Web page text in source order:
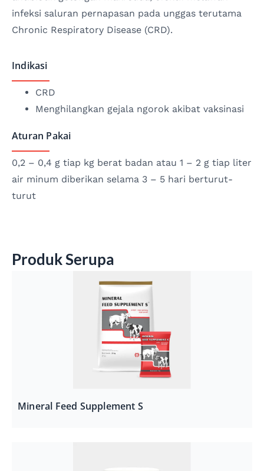
infeksi saluran pernapasan pada unggas terutama
Chronic Respiratory Disease (CRD).
Indikasi
CRD
Menghilangkan gejala ngorok akibat vaksinasi
Aturan Pakai
0,2 – 0,4 g tiap kg berat badan atau 1 – 2 g tiap liter
air minum diberikan selama 3 – 5 hari berturut-
turut
Produk Serupa
Mineral Feed Supplement S